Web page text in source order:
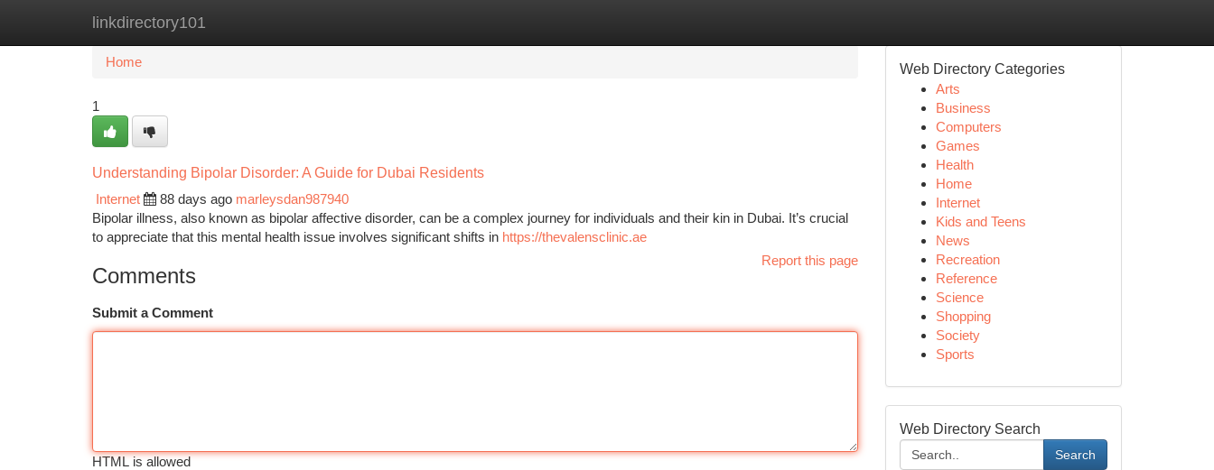
linkdirectory101
Home New Site Listings
Home
1
Understanding Bipolar Disorder: A Guide for Dubai Residents
Internet
88 days ago marleysdan987940
Bipolar illness, also known as bipolar affective disorder, can be a complex journey for individuals and their kin in Dubai. It’s crucial
to appreciate that this mental health issue involves significant shifts in https://thevalensclinic.ae
Report this page
Comments
Submit a Comment
HTML is allowed
Web Directory Categories
Arts
Business
Computers
Games
Health
Home
Internet
Kids and Teens
News
Recreation
Reference
Science
Shopping
Society
Sports
Web Directory Search
Search